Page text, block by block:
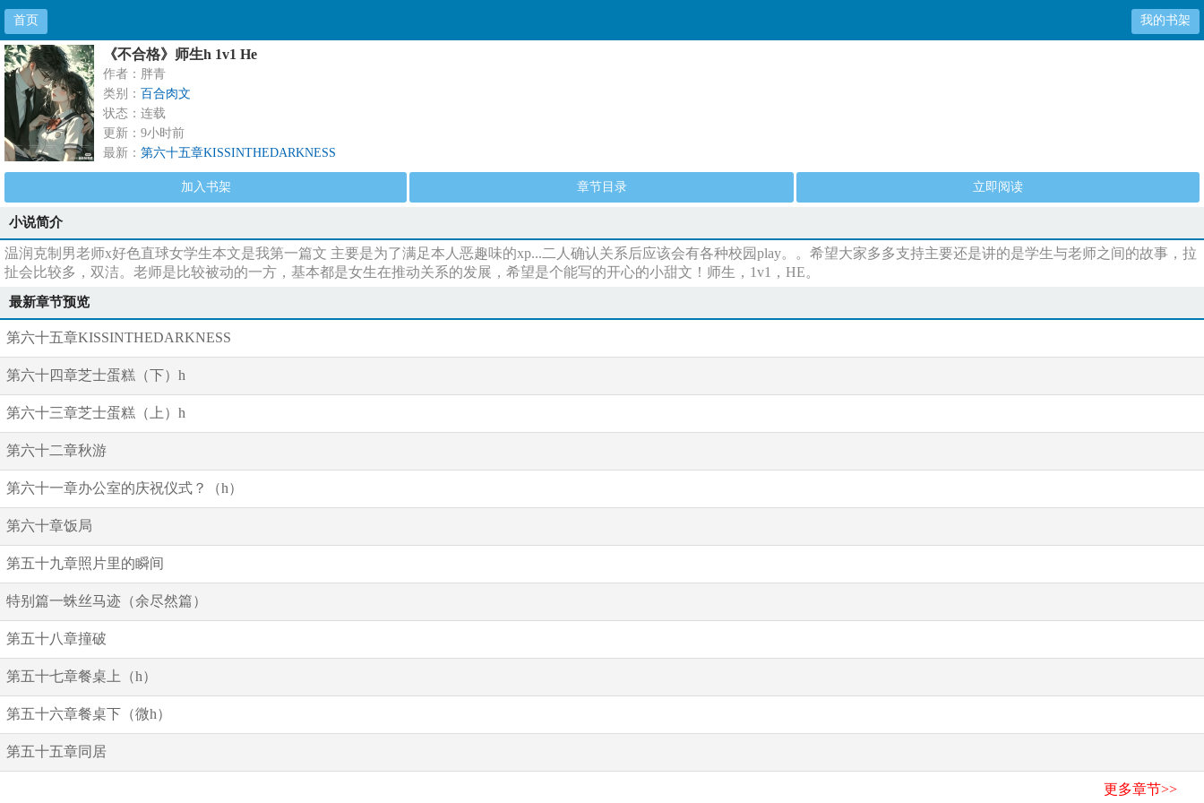
首页 我的书架
《不合格》师生h 1v1 He
作者：胖青
类别： 百合肉文
状态：连载
更新：9小时前
最新： 第六十五章KISSINTHEDARKNESS
加入书架 章节目录 立即阅读
小说简介
温润克制男老师x好色直球女学生本文是我第一篇文 主要是为了满足本人恶趣味的xp...二人确认关系后应该会有各种校园play。。希望大家多多支持主要还是讲的是学生与老师之间的故事，拉
扯会比较多，双洁。老师是比较被动的一方，基本都是女生在推动关系的发展，希望是个能写的开心的小甜文！师生，1v1，HE。
最新章节预览
第六十五章KISSINTHEDARKNESS
第六十四章芝士蛋糕（下）h
第六十三章芝士蛋糕（上）h
第六十二章秋游
第六十一章办公室的庆祝仪式？（h）
第六十章饭局
第五十九章照片里的瞬间
特别篇一蛛丝马迹（余尽然篇）
第五十八章撞破
第五十七章餐桌上（h）
第五十六章餐桌下（微h）
第五十五章同居
更多章节>>